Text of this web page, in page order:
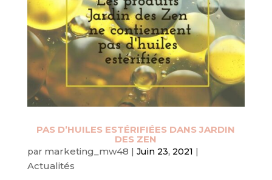
PAS D’HUILES ESTÉRIFIÉES DANS JARDIN
DES ZEN
par marketing_mw48 Juin 23, 2021
Actualités